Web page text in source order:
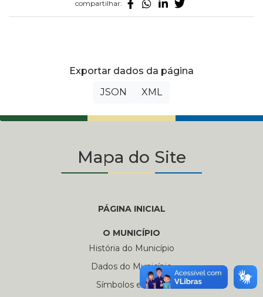
compartilhar:
Exportar dados da página
JSON
XML
Mapa do Site
PÁGINA INICIAL
O MUNICÍPIO
História do Município
Dados do Município
Símbolos e Hinos